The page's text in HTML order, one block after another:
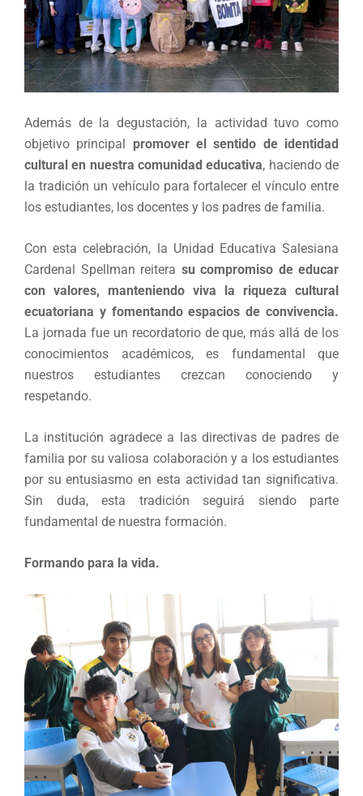
Además de la degustación, la actividad tuvo como
objetivo principal promover el sentido de identidad
cultural en nuestra comunidad educativa, haciendo de
la tradición un vehículo para fortalecer el vínculo entre
los estudiantes, los docentes y los padres de familia.
Con esta celebración, la Unidad Educativa Salesiana
Cardenal Spellman reitera su compromiso de educar
con valores, manteniendo viva la riqueza cultural
ecuatoriana y fomentando espacios de convivencia.
La jornada fue un recordatorio de que, más allá de los
conocimientos académicos, es fundamental que
nuestros estudiantes crezcan conociendo y
respetando.
La institución agradece a las directivas de padres de
familia por su valiosa colaboración y a los estudiantes
por su entusiasmo en esta actividad tan significativa.
Sin duda, esta tradición seguirá siendo parte
fundamental de nuestra formación.
Formando para la vida.